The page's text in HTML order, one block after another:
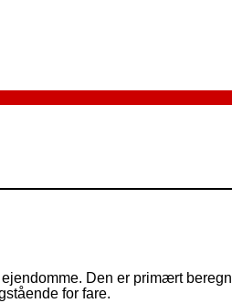
Den er primært
for fare.